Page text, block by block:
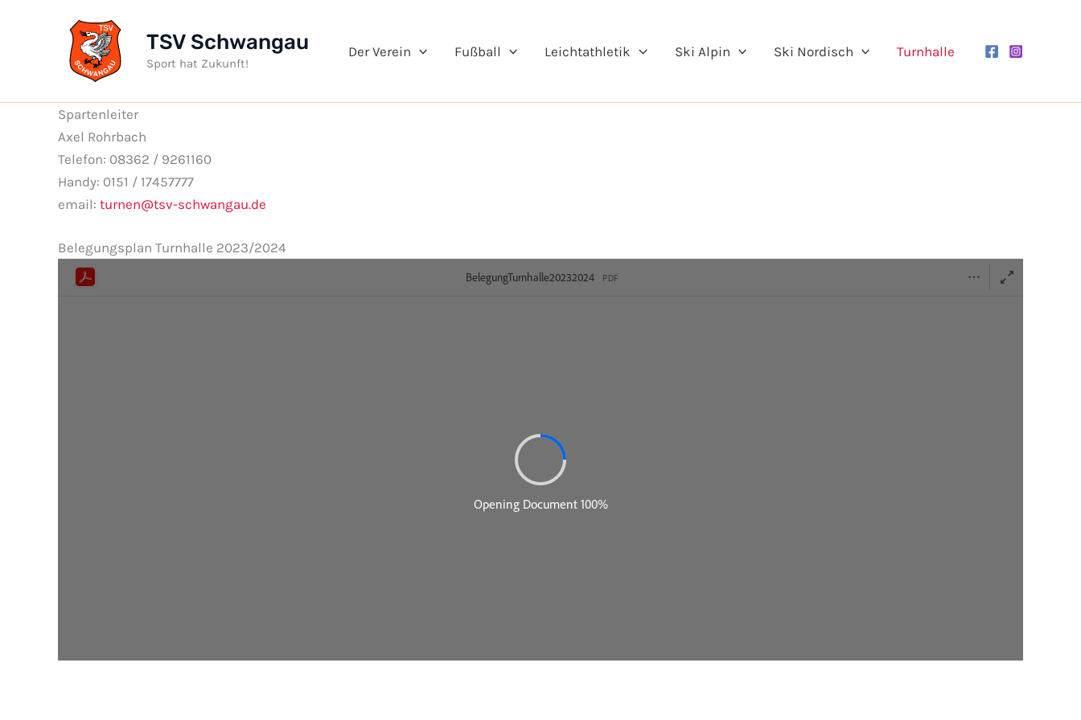
TSV Schwangau
Sport hat Zukunft!
Der Verein Fußball Leichtathletik Ski Alpin Ski Nordisch Turnhalle
Spartenleiter
Axel Rohrbach
Telefon: 08362 / 9261160
Handy: 0151 / 17457777
email: turnen@tsv-schwangau.de
Belegungsplan Turnhalle 2023/2024